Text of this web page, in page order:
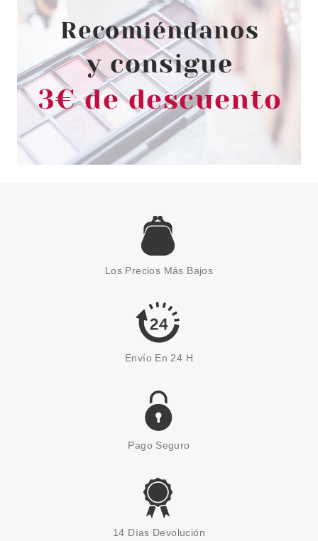
-31%
desde
6.88€
GUERLAIN
GUERLAIN METEORITES
PERLAS POLVOS
REVELADORAS LUZ 03
36.50€
ESSENCE
PERLAS FACIALES
Los Precios Más Bajos
Envío En 24 H
Pago Seguro
14 Días Devolución